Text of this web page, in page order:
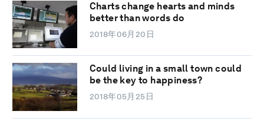
Charts change hearts and minds
better than words do
2018年06月20日
Could living in a small town could
be the key to happiness?
2018年05月25日